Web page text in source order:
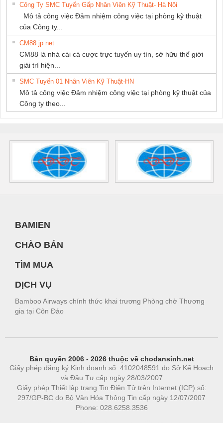
Công Ty SMC Tuyển Gấp Nhân Viên Kỹ Thuật- Hà Nội
Mô tả công việc Đảm nhiệm công việc tại phòng kỹ thuật
của Công ty...
CM88 jp net
CM88 là nhà cái cá cược trực tuyến uy tín, sở hữu thế giới
giải trí hiện...
SMC Tuyển 01 Nhân Viên Kỹ Thuật-HN
Mô tả công việc Đảm nhiệm công việc tại phòng kỹ thuật của
Công ty theo...
BAMIEN
CHÀO BÁN
TÌM MUA
DỊCH VỤ
Bamboo Airways chính thức khai trương Phòng chờ Thương
gia tại Côn Đảo
Bản quyền 2006 - 2026 thuộc về chodansinh.net
Giấy phép đăng ký Kinh doanh số: 4102048591 do Sở Kế Hoạch
và Đầu Tư cấp ngày 28/03/2007
Giấy phép Thiết lập trang Tin Điện Tử trên Internet (ICP) số:
297/GP-BC do Bộ Văn Hóa Thông Tin cấp ngày 12/07/2007
Phone: 028.6258.3536